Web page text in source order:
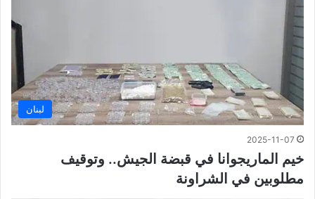
لبنان
2025-11-07
خيم الماريجوانا في قبضة الجيش.. وتوقيف
مطلوبين في الشراونة